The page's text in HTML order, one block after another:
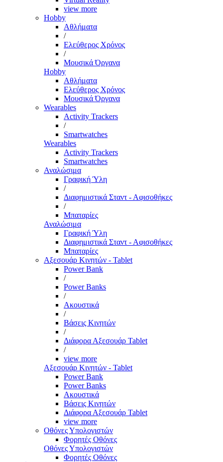
view more
Hobby
Αθλήματα
/
Ελεύθερος Χρόνος
/
Μουσικά Όργανα
Hobby
Αθλήματα
Ελεύθερος Χρόνος
Μουσικά Όργανα
Wearables
Activity Trackers
/
Smartwatches
Wearables
Activity Trackers
Smartwatches
Αναλώσιμα
Γραφική Ύλη
/
Διαφημιστικά Σταντ - Αφισοθήκες
/
Μπαταρίες
Αναλώσιμα
Γραφική Ύλη
Διαφημιστικά Σταντ - Αφισοθήκες
Μπαταρίες
Αξεσουάρ Κινητών - Tablet
Power Bank
/
Power Banks
/
Ακουστικά
/
Βάσεις Κινητών
/
Διάφορα Αξεσουάρ Tablet
/
view more
Αξεσουάρ Κινητών - Tablet
Power Bank
Power Banks
Ακουστικά
Βάσεις Κινητών
Διάφορα Αξεσουάρ Tablet
view more
Οθόνες Υπολογιστών
Φορητές Οθόνες
Οθόνες Υπολογιστών
Φορητές Οθόνες